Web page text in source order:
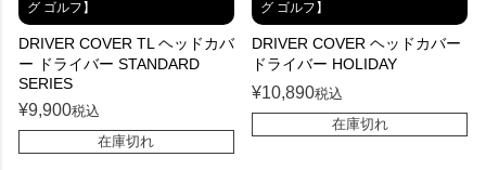
グ ゴルフ】
DRIVER COVER TL ヘッドカバ
ー ドライバー STANDARD
SERIES
¥9,900税込
在庫切れ
グ ゴルフ】
DRIVER COVER ヘッドカバー
ドライバー HOLIDAY
¥10,890税込
在庫切れ